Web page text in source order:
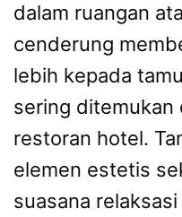
dalam ruangan
cenderung
lebih kepada
sering ditemukan
restoran hotel.
elemen estetis
suasana